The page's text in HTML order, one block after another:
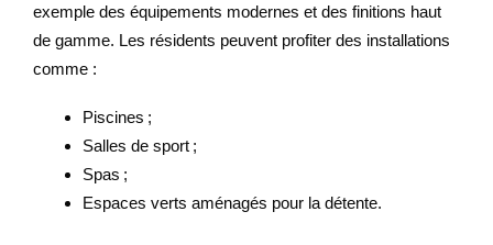
exemple des équipements modernes et des finitions haut
de gamme. Les résidents peuvent profiter des installations
comme :
Piscines ;
Salles de sport ;
Spas ;
Espaces verts aménagés pour la détente.